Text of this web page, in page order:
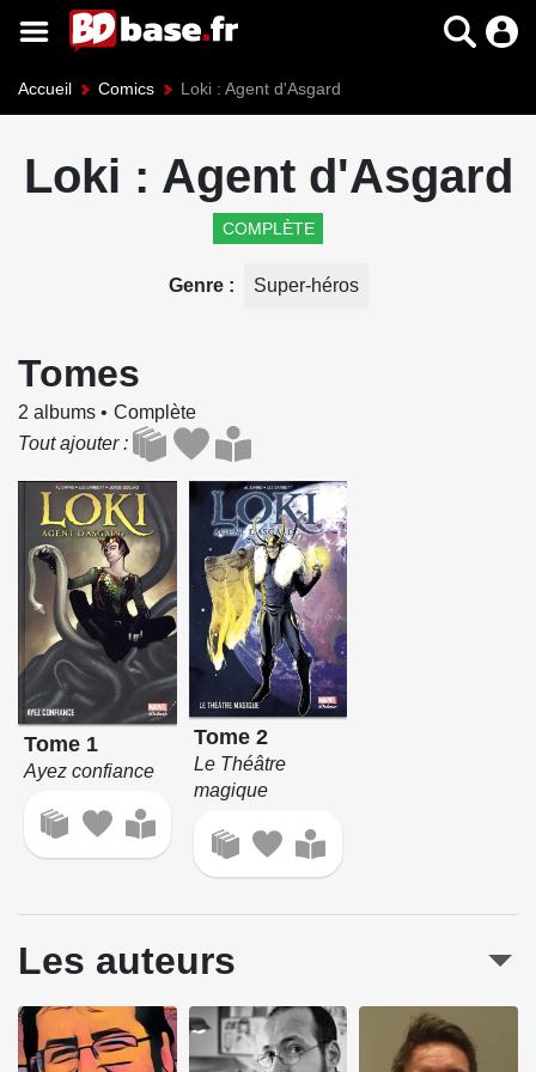
Accueil Comics Loki : Agent d'Asgard
Loki : Agent d'Asgard
COMPLÈTE
Genre Super-héros
Tomes
2 albums
Complète
Tout ajouter
Tome 1
Ayez confiance
Tome 2
Le Théâtre
magique
Les auteurs